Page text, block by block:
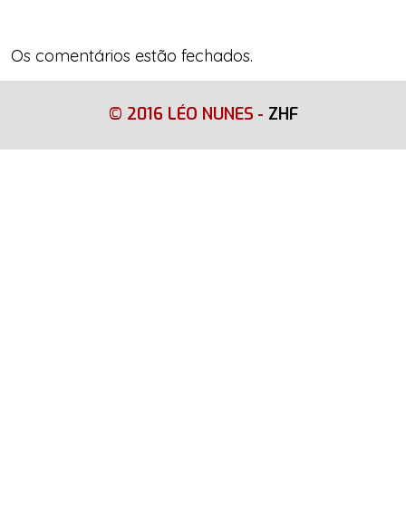
Os comentários estão fechados.
© 2016 LÉO NUNES - ZHF